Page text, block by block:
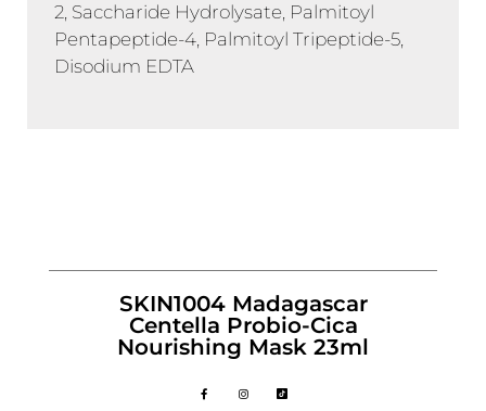
2, Saccharide Hydrolysate, Palmitoyl
Pentapeptide-4, Palmitoyl Tripeptide-5,
Disodium EDTA
SKIN1004 Madagascar
Centella Probio-Cica
Nourishing Mask 23ml